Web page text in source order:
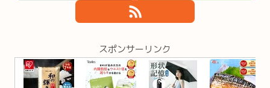
スポンサーリンク